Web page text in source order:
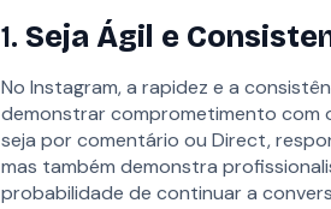
1. Seja Ágil e
No Instagram, a rapidez e a
demonstrar comprometimento com
seja por comentário ou Direct,
mas também demonstra
probabilidade de continuar a
Carreiras
Parcerias